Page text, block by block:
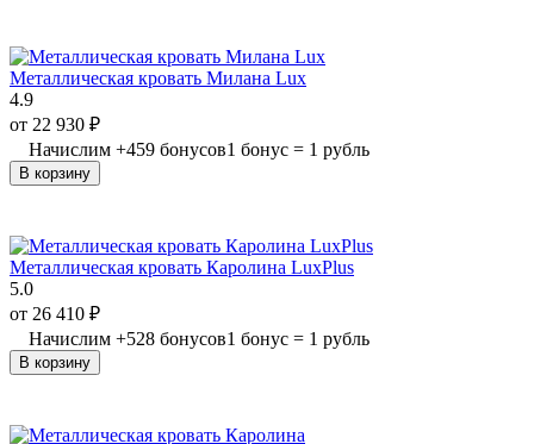
Металлическая кровать Милана Lux
4.9
от 22 930 ₽
Начислим +459 бонусов1 бонус = 1 рубль
В корзину
Металлическая кровать Каролина LuxPlus
5.0
от 26 410 ₽
Начислим +528 бонусов1 бонус = 1 рубль
В корзину